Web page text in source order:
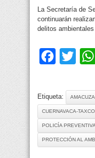
La Secretaría de
continuarán
delitos
Etiqueta:
CUERNAVACA-TAXCO
POLICÍA
PROTECCIÓN AL